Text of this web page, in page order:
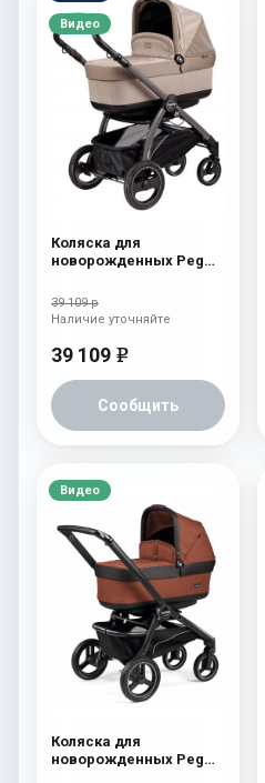
Видео
Коляска для
новорожденных Peg
(шасси Jet) Cream
39 109 р
39 109 e
Сообщить
Наличие уточняйте
Видео
Коляска для
новорожденных Peg